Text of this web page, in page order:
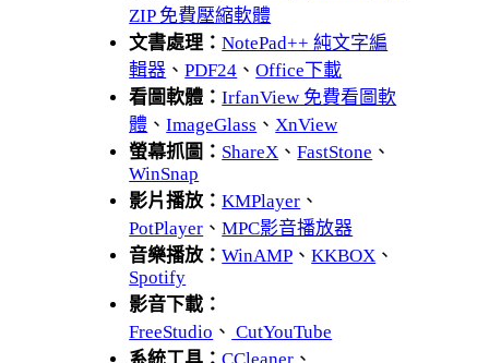
ZIP 免費壓縮軟體
文書處理：NotePad++ 純文字編
輯器 、PDF24 、Office下載
看圖軟體：IrfanView 免費看圖軟
體 、ImageGlass 、 XnView
螢幕抓圖： ShareX 、FastStone 、
WinSnap
影片播放：KMPlayer 、
PotPlayer 、MPC影音播放器
音樂播放：WinAMP 、KKBOX 、
Spotify
影音下載：
FreeStudio 、 CutYouTube
系統工具：CCleaner 、